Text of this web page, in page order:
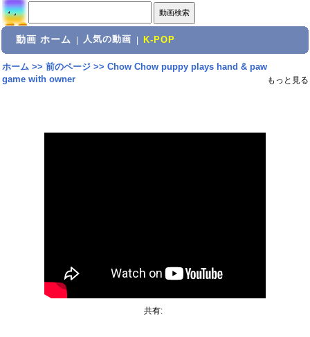
動画 ホーム 人気の動画 K-POP
ホーム>> 前のページ>> Chow Chow puppy plays hand & paw
game with owner
もっと見る
共有: